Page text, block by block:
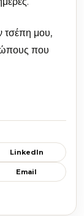
τσέπη μου,
που
LinkedIn
Email